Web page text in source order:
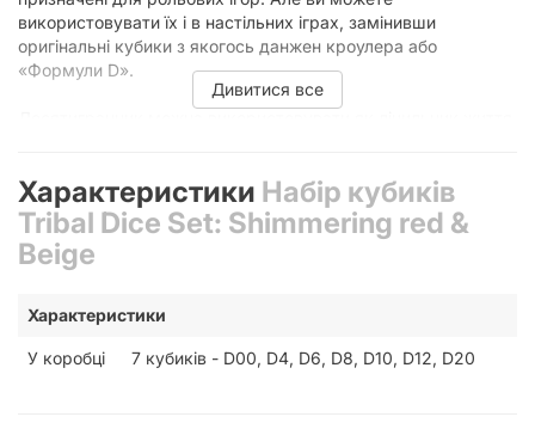
використовувати їх і в настільних іграх, замінивши
оригінальні кубики з якогось данжен кроулера або
«Формули D».
кубиками можна стріляти з рогатки по ворогам або
монстрам, коли навколо закінчаться каменюки.
Дивитися все
Характеристики Набір кубиків
Tribal Dice Set: Shimmering red &
Beige
Характеристики
У коробці 7 кубиків - D00, D4, D6, D8, D10, D12, D20